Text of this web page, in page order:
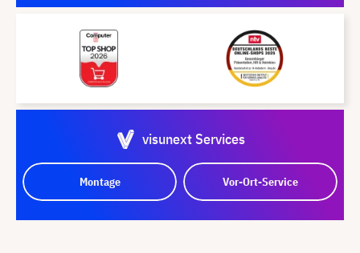
visunext Services
Montage Vor-Ort-Service